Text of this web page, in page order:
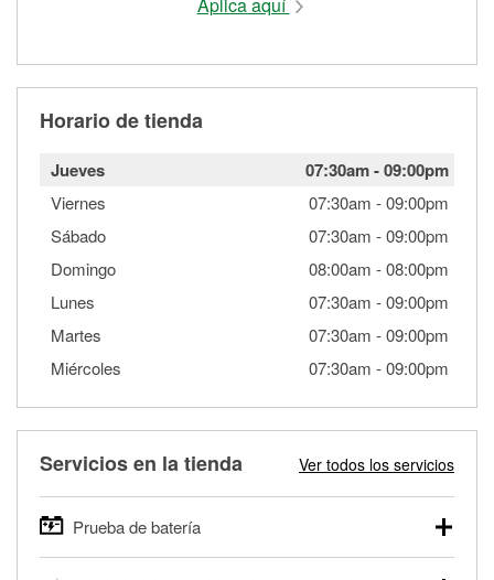
Horario de tienda
Jueves 07:30am-09:00pm
Viernes 07:30am -09:00pm
Sábado
07:30am -09:00pm
Domingo
08:00am -08:00pm
Lunes
07:30am -09:00pm
Martes
07:30am -09:00pm
Miércoles
07:30am -09:00pm
Servicios en la tienda Ver todos los servicios
Prueba de batería